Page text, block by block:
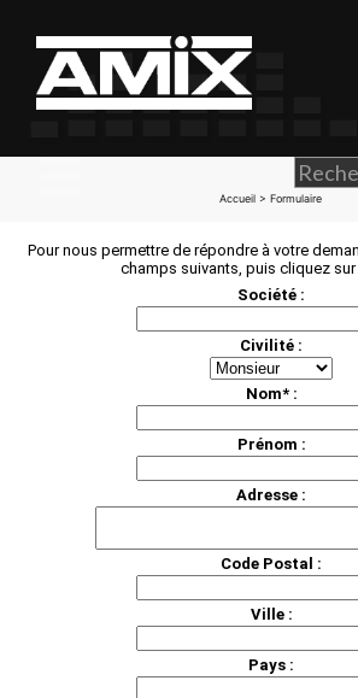
Accueil> Formulaire
Pour nous permettre de répondre à votre
champs suivants, puis cliquez sur
Société :
Civilité :
Nom* :
Prénom :
Adresse :
Code Postal :
Ville :
Pays :